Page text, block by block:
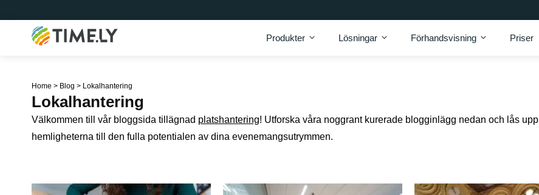
Timely
Produkter Lösningar Förhandsvisning Priser
Home > Blog > Lokalhantering
Lokalhantering
Välkommen till vår bloggsida tillägnad platshantering! Utforska våra noggrant kurerade blogginlägg nedan och lås upp
hemligheterna till den fulla potentialen av dina evenemangsutrymmen.